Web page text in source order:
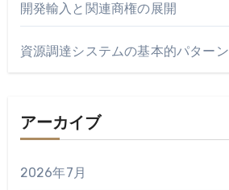
開発輸入と関連商権の展開
資源調達システムの基本的パターン
アーカイブ
2026年7月